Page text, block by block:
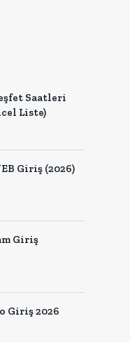
Saatleri
Liste)
Giriş (2026)
Giriş
Giriş 2026